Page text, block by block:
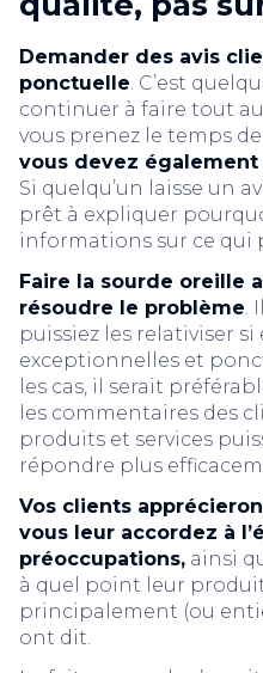
Demander des avis
ponctuelle. C’est
continuer à faire tout
vous prenez le temps de
vous devez
Si quelqu’un laisse un
prêt à expliquer
informations sur ce qui
Faire la sourde oreille
résoudre le problème.
puissiez les relativiser si
exceptionnelles et
les cas, il serait
les commentaires des
produits et services
répondre plus
Vos clients
vous leur accordez à
préoccupations, ainsi
à quel point leur produit
principalement (ou
ont dit.